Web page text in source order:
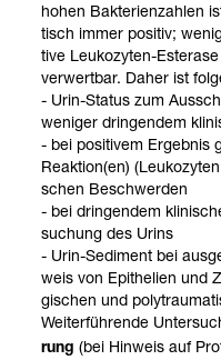
hohen Bak­te­ri­en­zah­len
tisch immer posi­tiv;
tive Leu­ko­zy­ten-​
ver­wert­bar. Daher ist
- Urin-​Sta­tus zum
weni­ger drin­gen­dem
- bei posi­ti­vem Ergeb­nis
Reak­tion(en)
schen Beschwer­den
- bei drin­gen­dem
su­chung des Urins
- Urin-​Sedi­ment bei
weis von Epi­the­lien und
gi­schen und
Wei­ter­füh­rende
rung (bei Hin­weis auf